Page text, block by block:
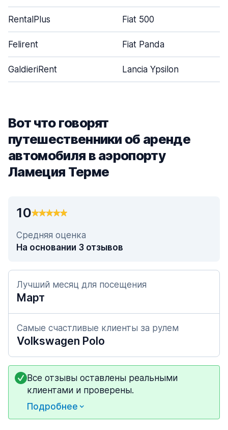
RentalPlus Fiat 500
Felirent Fiat Panda
GaldieriRent Lancia Ypsilon
Вот что говорят
путешественники об аренде
автомобиля в аэропорту
Ламеция Терме
10
Средняя оценка
На основании 3 отзывов
Лучший месяц для посещения
Март
Самые счастливые клиенты за рулем
Volkswagen Polo
Все отзывы оставлены реальными
клиентами и проверены.
Подробнее